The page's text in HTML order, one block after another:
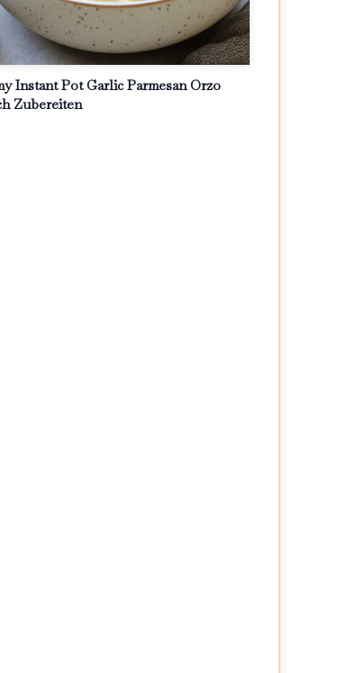
Instant Pot Garlic Parmesan Orzo
Zubereiten